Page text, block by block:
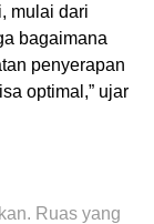
mulai dari
bagaimana
penyerapan
optimal,” ujar
Ruas yang